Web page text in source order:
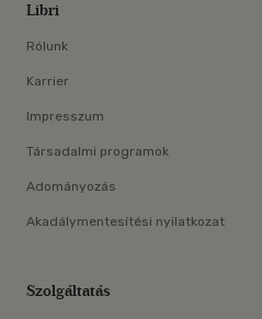
Libri
Rólunk
Karrier
Impresszum
Társadalmi programok
Adományozás
Akadálymentesítési nyilatkozat
Szolgáltatás